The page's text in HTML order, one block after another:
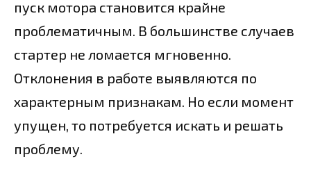
пуск мотора становится крайне
проблематичным. В большинстве случаев
стартер не ломается мгновенно.
Отклонения в работе выявляются по
характерным признакам. Но если момент
упущен, то потребуется искать и решать
проблему.